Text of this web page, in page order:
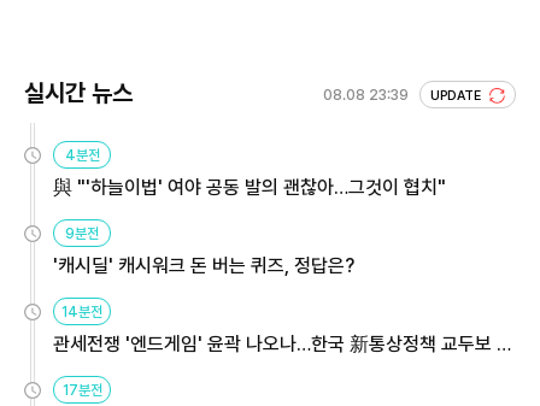
실시간 뉴스 08.08 23:39 UPDATE
4분전
與 "'하늘이법' 여야 공동 발의 괜찮아…그것이 협치"
9분전
'캐시딜' 캐시워크 돈 버는 퀴즈, 정답은?
14분전
관세전쟁 '엔드게임' 윤곽 나오나…한국 新통상정책 교두보 활
17분전